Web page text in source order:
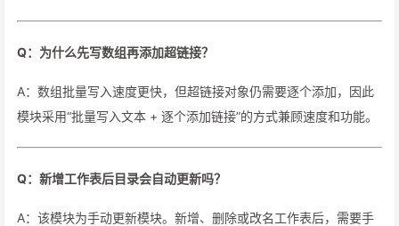
Q：为什么先写数组再添加超链接？
A：数组批量写入速度更快，但超链接对象仍需要逐个添加，因此
模块采用“批量写入文本 + 逐个添加链接”的方式兼顾速度和功能。
Q：新增工作表后目录会自动更新吗？
A：该模块为手动更新模块。新增、删除或改名工作表后，需要手